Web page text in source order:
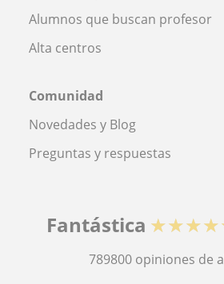
Alumnos que buscan profesor
Alta centros
Comunidad
Novedades y Blog
Preguntas y respuestas
Fantástica
789800 opiniones de